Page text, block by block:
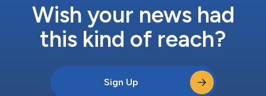
Wish your news had
this kind of reach?
Sign Up